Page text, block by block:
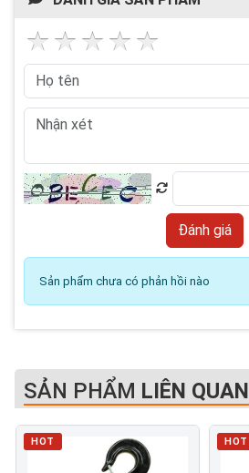
Sản phẩm chưa có phản hồi nào
SẢN PHẨM LIÊN QUAN
HOT HOT